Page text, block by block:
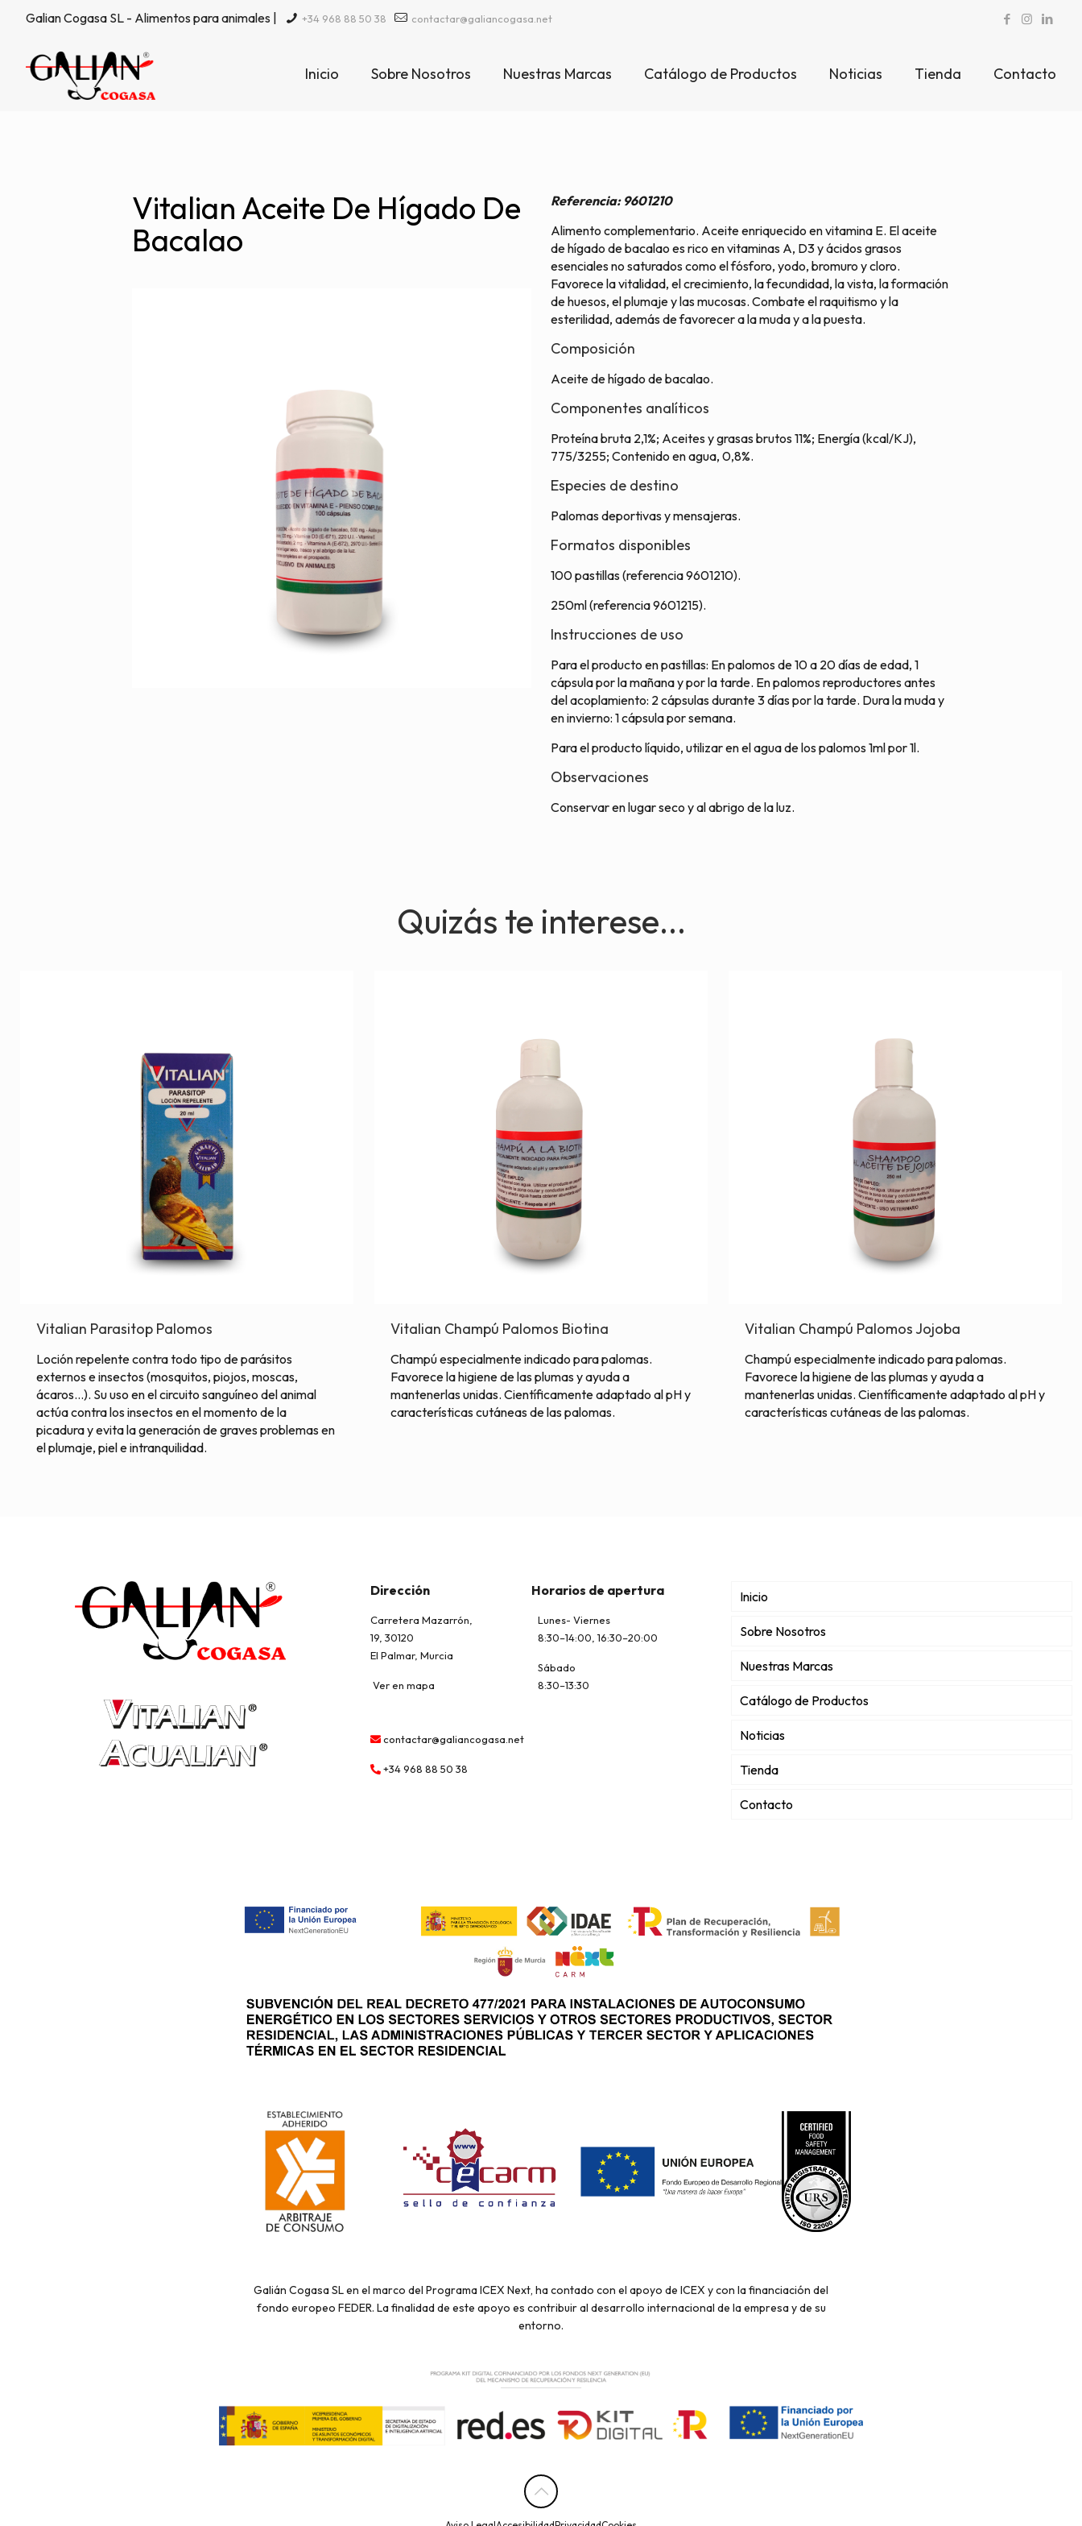
Galian Cogasa SL - Alimentos para animales | +34 968 88 50 38 contactar@galiancogasa.net
Inicio Sobre Nosotros Nuestras Marcas Catálogo de Productos Noticias Tienda Contacto
Vitalian Aceite De Hígado De
Bacalao
Referencia: 9601210
Alimento complementario. Aceite enriquecido en vitamina E. El aceite
de hígado de bacalao es rico en vitaminas A, D3 y ácidos grasos
esenciales no saturados como el fósforo, yodo, bromuro y cloro.
Favorece la vitalidad, el crecimiento, la fecundidad, la vista, la formación
de huesos, el plumaje y las mucosas. Combate el raquitismo y la
esterilidad, además de favorecer a la muda y a la puesta.
Composición
Aceite de hígado de bacalao.
Componentes analíticos
Proteína bruta 2,1%; Aceites y grasas brutos 11%; Energía (kcal/KJ),
775/3255; Contenido en agua, 0,8%.
Especies de destino
Palomas deportivas y mensajeras.
Formatos disponibles
100 pastillas (referencia 9601210).
250ml (referencia 9601215).
Instrucciones de uso
Para el producto en pastillas: En palomos de 10 a 20 días de edad, 1
cápsula por la mañana y por la tarde. En palomos reproductores antes
del acoplamiento: 2 cápsulas durante 3 días por la tarde. Dura la muda y
en invierno: 1 cápsula por semana.
Para el producto líquido, utilizar en el agua de los palomos 1ml por 1l.
Observaciones
Conservar en lugar seco y al abrigo de la luz.
Quizás te interese...
Vitalian Parasitop Palomos
Loción repelente contra todo tipo de parásitos
externos e insectos (mosquitos, piojos, moscas,
ácaros…). Su uso en el circuito sanguíneo del animal
actúa contra los insectos en el momento de la
picadura y evita la generación de graves problemas en
el plumaje, piel e intranquilidad.
Vitalian Champú Palomos Biotina
Champú especialmente indicado para palomas.
Favorece la higiene de las plumas y ayuda a
mantenerlas unidas. Científicamente adaptado al pH y
características cutáneas de las palomas.
Vitalian Champú Palomos Jojoba
Champú especialmente indicado para palomas.
Favorece la higiene de las plumas y ayuda a
mantenerlas unidas. Científicamente adaptado al pH y
características cutáneas de las palomas.
Dirección
Carretera Mazarrón,
19, 30120
El Palmar, Murcia
Ver en mapa
Horarios de apertura
Lunes- Viernes
8:30–14:00, 16:30–20:00
Sábado
8:30–13:30
contactar@galiancogasa.net
+34 968 88 50 38
Inicio
Sobre Nosotros
Nuestras Marcas
Catálogo de Productos
Noticias
Tienda
Contacto
Galián Cogasa SL en el marco del Programa ICEX Next, ha contado con el apoyo de ICEX y con la financiación del
fondo europeo FEDER. La finalidad de este apoyo es contribuir al desarrollo internacional de la empresa y de su
entorno.